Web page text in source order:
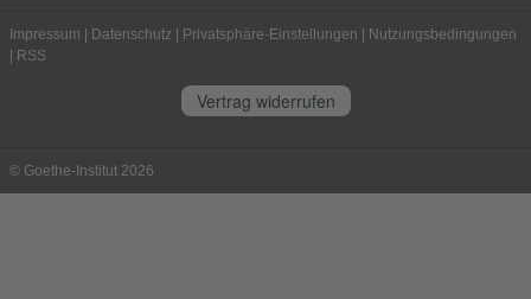
Impressum Datenschutz Privatsphäre-Einstellungen
Nutzungsbedingungen
RSS
Vertrag widerrufen
© Goethe-Institut 2026